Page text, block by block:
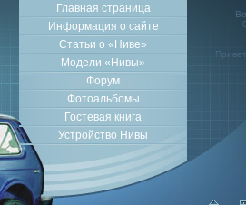
Главная страница
Информация о сайте
Статьи о «Ниве»
Модели «Нивы»
Форум
Фотоальбомы
Гостевая книга
Устройство Нивы